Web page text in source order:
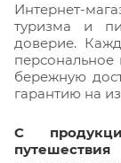
Интернет-
туризма и
доверие.
бережную
гарантию на
С